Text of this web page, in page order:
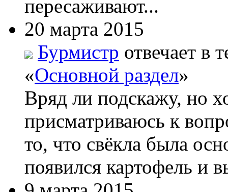
пересаживают...
20 марта 2015
Бурмистр отвечает в
«Основной раздел»
Вряд ли подскажу, но
присматриваюсь к
то, что свёкла была
появился картофель и